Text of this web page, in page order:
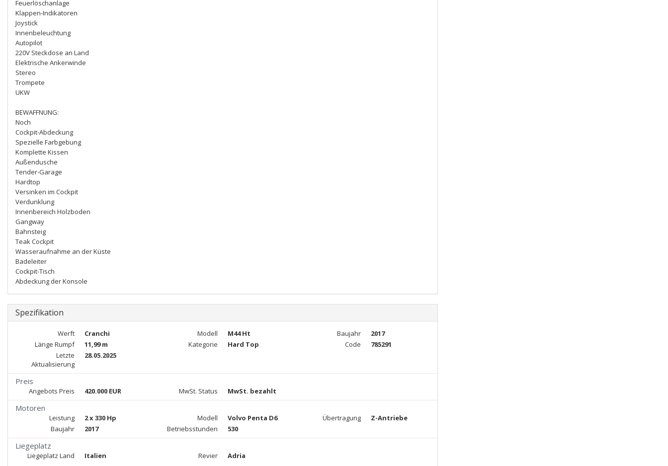
Feuerlöschanlage
Klappen-Indikatoren
Joystick
Innenbeleuchtung
Autopilot
220V Steckdose an Land
Elektrische Ankerwinde
Stereo
Trompete
UKW
BEWAFFNUNG:
Noch
Cockpit-Abdeckung
Spezielle Farbgebung
Komplette Kissen
Außendusche
Tender-Garage
Hardtop
Versinken im Cockpit
Verdunklung
Innenbereich Holzboden
Gangway
Bahnsteig
Teak Cockpit
Wasseraufnahme an der Küste
Badeleiter
Cockpit-Tisch
Abdeckung der Konsole
Spezifikation
Werft Cranchi Modell M44 Ht Baujahr
2017
Länge Rumpf
11,99 m Kategorie Hard Top Code
785291
Letzte
Aktualisierung
28.05.2025
Preis
Angebots Preis 420.000 EUR MwSt. Status MwSt. bezahlt
Motoren
Leistung 2 x 330 Hp Modell Volvo Penta D6 Übertragung
Z-Antriebe
Baujahr
2017 Betriebsstunden 530
Liegeplatz
Liegeplatz Land Italien Revier Adria